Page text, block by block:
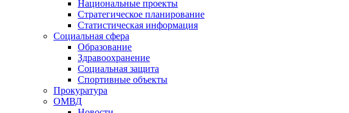
Национальные проекты
Стратегическое планирование
Статистическая информация
Социальная сфера
Образование
Здравоохранение
Социальная защита
Спортивные объекты
Прокуратура
ОМВД